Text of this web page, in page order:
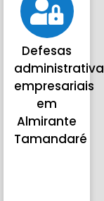
Defesas
empresariais
em
Almirante
Tamandaré